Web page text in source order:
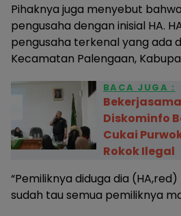
Pihaknya juga menyebut
pengusaha dengan inisial HA.
pengusaha terkenal yang ada
Kecamatan Palengaan,
BACA JUGA :
Diskominfo
Cukai
Rokok Ilegal
“Pemiliknya diduga dia
sudah tau semua pemiliknya